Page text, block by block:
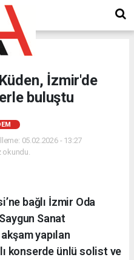
İzmir'de
buluştu
05.02.2026 - 13:27
okundu.
bağlı İzmir Oda
Sanat
yapılan
konserde ünlü solist ve